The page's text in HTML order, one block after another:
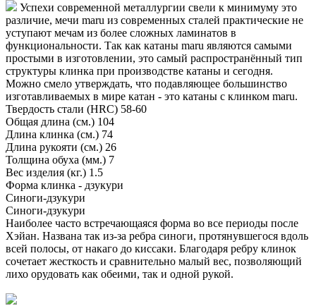
Успехи современной металлургии свели к минимуму это
различие, мечи maru из современных сталей практические не
уступают мечам из более сложных ламинатов в
функциональности. Так как катаны maru являются самыми
простыми в изготовлении, это самый распространённый тип
структуры клинка при производстве катаны и сегодня.
Можно смело утверждать, что подавляющее большинство
изготавливаемых в мире катан - это катаны с клинком maru.
Твердость стали (HRC) 58-60
Общая длина (см.) 104
Длина клинка (см.) 74
Длина рукояти (см.) 26
Толщина обуха (мм.) 7
Вес изделия (кг.) 1.5
Форма клинка - дзукури
Синоги-дзукури
Синоги-дзукури
Наиболее часто встречающаяся форма во все периоды после
Хэйан. Названа так из-за ребра синоги, протянувшегося вдоль
всей полосы, от накаго до киссаки. Благодаря ребру клинок
сочетает жесткость и сравнительно малый вес, позволяющий
лихо орудовать как обеими, так и одной рукой.